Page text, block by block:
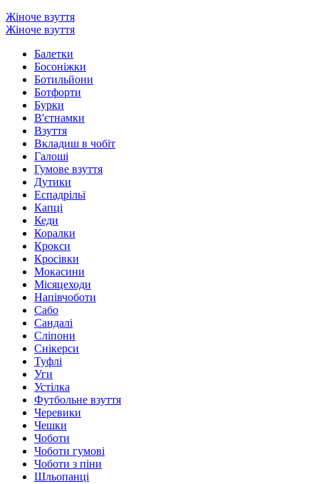
Жіноче взуття
Жіноче взуття
Балетки
Босоніжки
Ботильйони
Ботфорти
Бурки
В'єтнамки
Взуття
Вкладиш в чобіт
Галоші
Гумове взуття
Дутики
Еспадрільї
Капці
Кеди
Коралки
Крокси
Кросівки
Мокасини
Місяцеходи
Напівчоботи
Сабо
Сандалі
Сліпони
Снікерси
Туфлі
Уги
Устілка
Футбольне взуття
Черевики
Чешки
Чоботи
Чоботи гумові
Чоботи з піни
Шльопанці